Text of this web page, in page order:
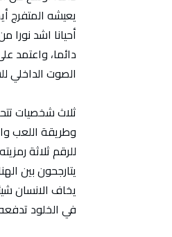
يعيشه المتفرج
أحيانا اشد
دائما، واعتمد
الصوت الداخلي
ثلاث شخصيات
وطريقة اللعب
للرقم ثلاثة
يتارجحون بين
يخاف الانسان
في الخلود